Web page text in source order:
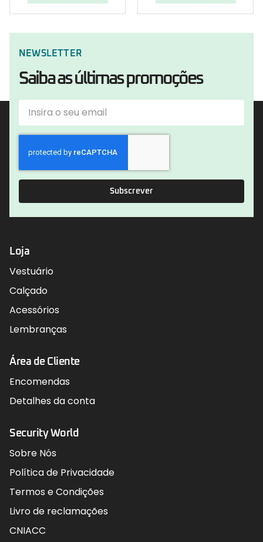
NEWSLETTER
Saiba as últimas promoções
Subscrever
Loja
Vestuário
Calçado
Acessórios
Lembranças
Área de Cliente
Encomendas
Detalhes da conta
Security World
Sobre Nós
Política de Privacidade
Termos e Condições
Livro de reclamações
CNIACC